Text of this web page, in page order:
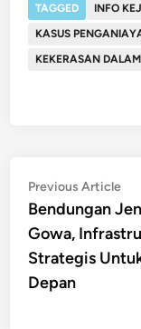
TAGGED
INFO
KASUS
KEKERASAN
Post
navigation
Previous Article
Bendungan
Gowa,
Strategis
Depan